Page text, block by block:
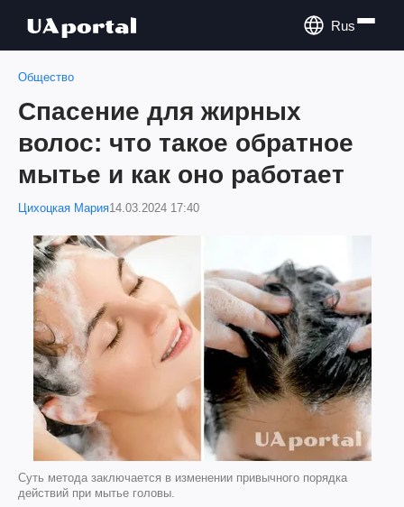
Rus
Общество
Спасение для жирных
волос: что такое обратное
мытье и как оно работает
Цихоцкая Мария14.03.2024 17:40
Суть метода заключается в изменении привычного порядка
действий при мытье головы.